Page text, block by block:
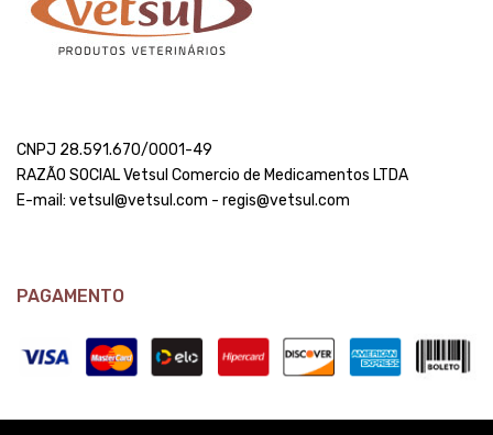
CNPJ 28.591.670/0001-49
RAZÃO SOCIAL Vetsul Comercio de Medicamentos LTDA
E-mail: vetsul@vetsul.com - regis@vetsul.com
PAGAMENTO